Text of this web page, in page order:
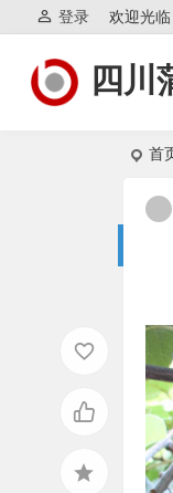
欢迎光临
登录
四川
首